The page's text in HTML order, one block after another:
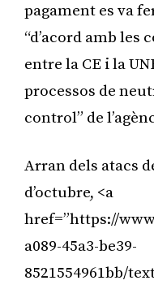
pagament es va
“d’acord amb les
entre la CE i la
processos de
control” de
Arran dels atacs
d’octubre, <a
href=”https://
a089-45a3-be39-
8521554961bb/